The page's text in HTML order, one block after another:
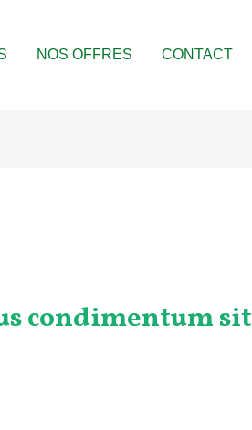
NOS OFFRES CONTACT
condimentum sit